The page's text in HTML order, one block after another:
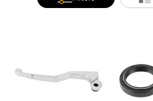
MOTORAIRBAG
BAGAGE